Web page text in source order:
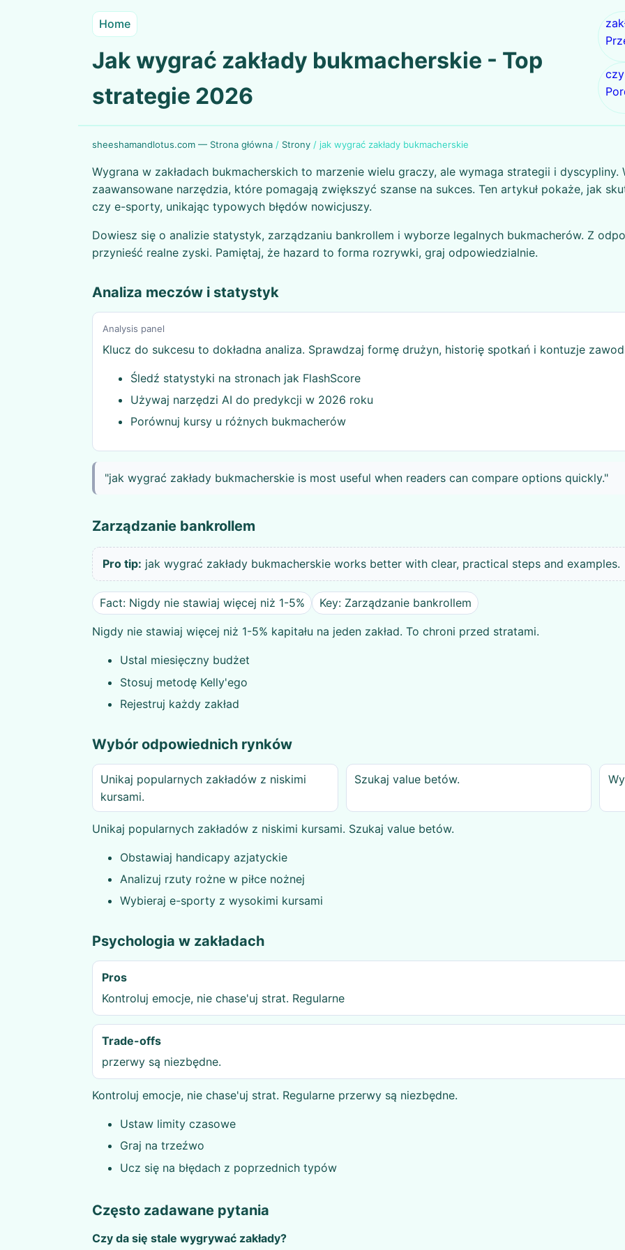
Home
Jak wygrać zakłady bukmacherskie - Top
strategie 2026
sheeshamandlotus.com — Strona główna / Strony / jak wygrać zakłady bukmacherskie
Wygrana w zakładach bukmacherskich to marzenie wielu graczy, ale wymaga strategii i
zaawansowane narzędzia, które pomagają zwiększyć szanse na sukces. Ten artykuł pokaże, jak
czy e-sporty, unikając typowych błędów nowicjuszy.
Dowiesz się o analizie statystyk, zarządzaniu bankrollem i wyborze legalnych bukmacherów. Z
przynieść realne zyski. Pamiętaj, że hazard to forma rozrywki, graj odpowiedzialnie.
Analiza meczów i statystyk
Analysis panel
Klucz do sukcesu to dokładna analiza. Sprawdzaj formę drużyn, historię spotkań i kontuzje
Śledź statystyki na stronach jak FlashScore
Używaj narzędzi AI do predykcji w 2026 roku
Porównuj kursy u różnych bukmacherów
"jak wygrać zakłady bukmacherskie is most useful when readers can compare options quickly."
Zarządzanie bankrollem
Pro tip: jak wygrać zakłady bukmacherskie works better with clear, practical steps and examples.
Fact: Nigdy nie stawiaj więcej niż 1-5% Key: Zarządzanie bankrollem
Nigdy nie stawiaj więcej niż 1-5% kapitału na jeden zakład. To chroni przed stratami.
Ustal miesięczny budżet
Stosuj metodę Kelly'ego
Rejestruj każdy zakład
Wybór odpowiednich rynków
Unikaj popularnych zakładów z niskimi
kursami.
Szukaj value betów.
Unikaj popularnych zakładów z niskimi kursami. Szukaj value betów.
Obstawiaj handicapy azjatyckie
Analizuj rzuty rożne w piłce nożnej
Wybieraj e-sporty z wysokimi kursami
Psychologia w zakładach
Pros
Kontroluj emocje, nie chase'uj strat. Regularne
Trade-offs
przerwy są niezbędne.
Kontroluj emocje, nie chase'uj strat. Regularne przerwy są niezbędne.
Ustaw limity czasowe
Graj na trzeźwo
Ucz się na błędach z poprzednich typów
Często zadawane pytania
Czy da się stale wygrywać zakłady?